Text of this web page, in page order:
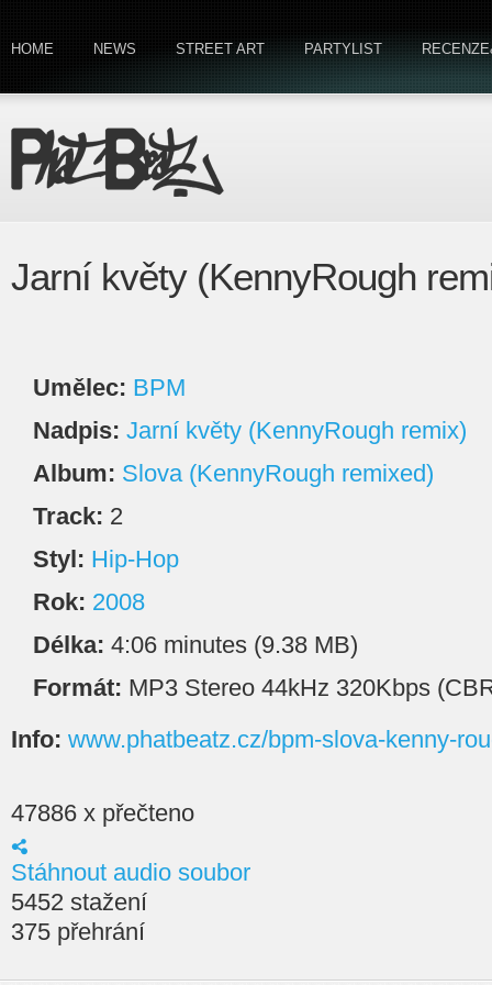
HOME NEWS STREET ART PARTYLIST
Jarní květy (KennyRough
Umělec: BPM
Nadpis: Jarní květy (KennyRough remix)
Album: Slova (KennyRough remixed)
Track: 2
Styl: Hip-Hop
Rok: 2008
Délka: 4:06 minutes (9.38 MB)
Formát: MP3 Stereo 44kHz 320Kbps
Info: www.phatbeatz.cz/bpm-slova-kenny-
47886 x přečteno
Stáhnout audio soubor
5452 stažení
375 přehrání